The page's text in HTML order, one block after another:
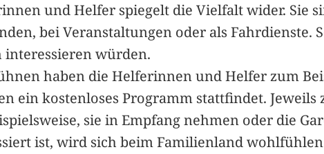
und Helfer spiegelt die Vielfalt wider. Sie
bei Veranstaltungen oder als Fahrdienste.
würden.
haben die Helferinnen und Helfer zum
ein kostenloses Programm stattfindet.
sie in Empfang nehmen oder die
ist, wird sich beim Familienland